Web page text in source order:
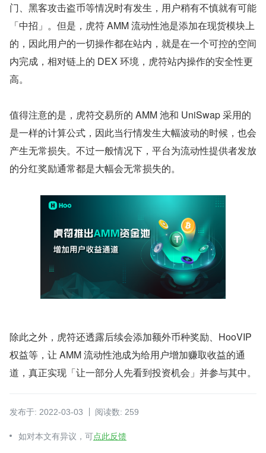
门、黑客攻击盗币等情况时有发生，用户稍有不慎就有可能
「中招」。但是，虎符 AMM 流动性池是添加在现货模块上
的，因此用户的一切操作都在站内，就是在一个可控的空间
内完成，相对链上的 DEX 环境，虎符站内操作的安全性更
高。
值得注意的是，虎符交易所的 AMM 池和 UniSwap 采用的
是一样的计算公式，因此当行情发生大幅波动的时候，也会
产生无常损失。不过一般情况下，平台为流动性提供者发放
的分红奖励通常都是大幅会无常损失的。
除此之外，虎符还透露后续会添加额外币种奖励、HooVIP
权益等，让 AMM 流动性池成为给用户增加赚取收益的通
道，真正实现「让一部分人先看到投资机会」并参与其中。
发布于: 2022-03-03 阅读数: 259
如对本文有异议，可点此反馈